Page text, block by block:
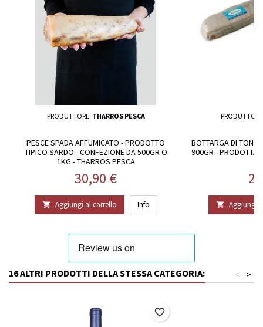
PRODUTTORE: THARROS PESCA
PESCE SPADA AFFUMICATO - PRODOTTO
TIPICO SARDO - CONFEZIONE DA 500GR O
1KG - THARROS PESCA
Prezzo
30,90 €
 Aggiungi al carrello Info
BOTTARGA DI
900GR - PRODOTTA
 Aggiungi
16 ALTRI PRODOTTI DELLA STESSA CATEGORIA: >
<
favorite_border